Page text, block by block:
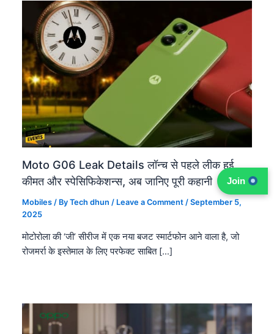
Moto G06 Leak Details लॉन्च से पहले लीक हुई
कीमत और स्पेसिफिकेशन्स, अब जानिए पूरी कहानी
Mobiles / ByTech dhun / Leave a Comment /September 5,
2025
मोटोरोला की ‘जी’ सीरीज में एक नया बजट स्मार्टफोन आने वाला है, जो
रोजमर्रा के इस्तेमाल के लिए परफेक्ट साबित […]
Join